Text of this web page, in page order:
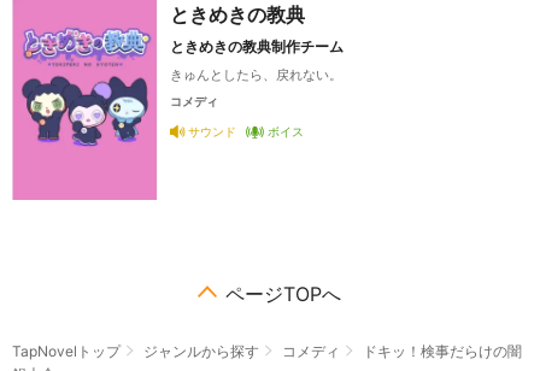
ときめきの教典
ときめきの教典制作チーム
きゅんとしたら、戻れない。
コメディ
サウンド ボイス
ページTOPへ
TapNovelトップ ジャンルから探す コメディ
ドキッ！検事だらけの闇